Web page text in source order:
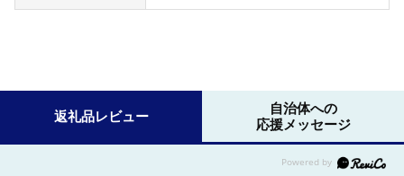
返礼品レビュー
自治体への
応援メッセージ